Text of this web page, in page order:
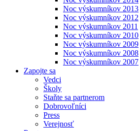
Noc výskumníkov 2013
Noc výskumníkov 2012
Noc výskumníkov 2011
Noc výskumníkov 2010
Noc výskumníkov 2009
Noc výskumníkov 2008
Noc výskumníkov 2007
Zapojte sa
Vedci
Školy
Staňte sa partnerom
Dobrovoľníci
Press
Verejnosť